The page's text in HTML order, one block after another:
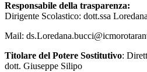
Responsabile della trasparenza:
Dirigente Scolastico: dott.ssa
Mail:
Titolare del Potere Sostitutivo:
dott. Giuseppe Silipo